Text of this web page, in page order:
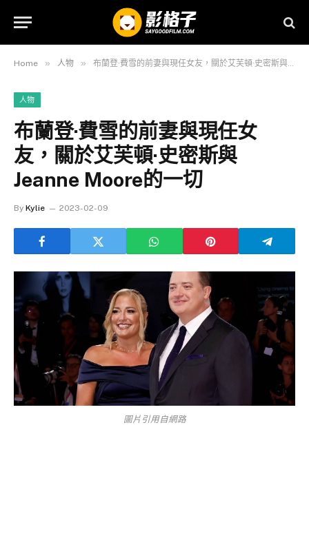
Home » 人物 » 布蘭登·費雪的前妻與現任女友，關於艾芙頓·史密斯與Jeanne Moore的一切
人物
布蘭登·費雪的前妻與現任女
友，關於艾芙頓·史密斯與
Jeanne Moore的一切
By Kylie 2023-02-09
圖片引用自網路